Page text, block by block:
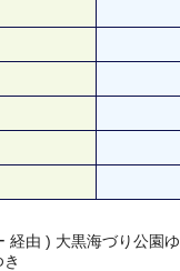
経由 ) 大黒海づり公園ゆ